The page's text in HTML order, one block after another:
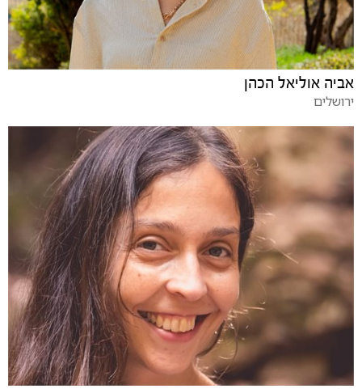
אביה אוליאל הכהן
ירושלים